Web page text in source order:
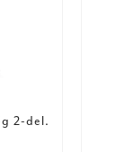
2-del.